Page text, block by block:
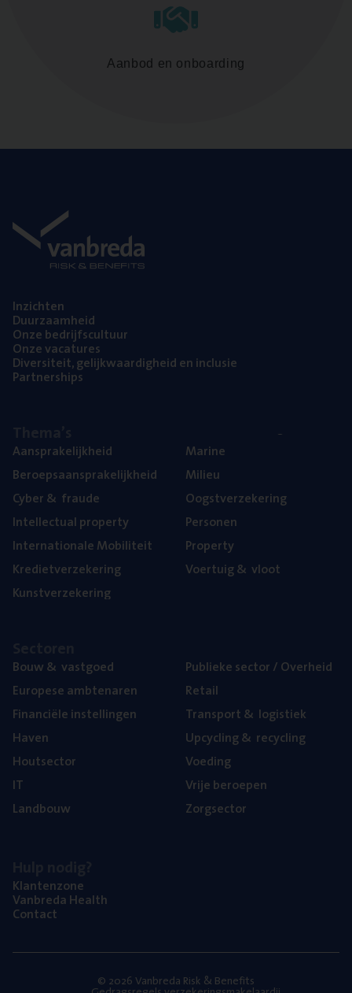
Aanbod en onboarding
Inzich­ten
Duur­zaam­heid
Onze bedrijfs­cul­tuur
Onze vaca­tu­res
Diver­si­teit, gelijk­waar­dig­heid en inclusie
Part­ner­ships
Aan­spra­ke­lijk­heid
Beroeps­aan­spra­ke­lijk­heid
Cyber& fraude
Intel­lec­tu­al property
Inter­na­ti­o­na­le Mobiliteit
Kre­diet­ver­ze­ke­ring
Kunst­ver­ze­ke­ring
Mari­ne
Mili­eu
Oogst­ver­ze­ke­ring
Per­so­nen
Pro­per­ty
Voer­tuig& vloot
Bouw& vastgoed
Euro­pe­se ambtenaren
Finan­ci­ë­le instellingen
Haven
Hout­sec­tor
IT
Land­bouw
Publie­ke sec­tor / Overheid
Retail
Trans­port& logistiek
Upcy­cling& recycling
Voe­ding
Vrije beroe­pen
Zorg­sec­tor
Klan­ten­zo­ne
Van­b­re­da Health
Con­tact
© 2026 Vanbreda Risk & Benefits